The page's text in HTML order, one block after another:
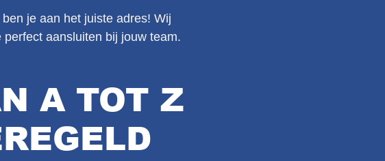
je aan het juiste adres! Wij
aansluiten bij jouw team.
A TOT Z